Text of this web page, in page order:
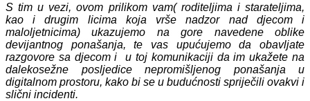
S tim u vezi, ovom prilikom vam( roditeljima i starateljima,
kao i drugim licima koja vrše nadzor nad djecom i
maloljetnicima) ukazujemo na gore navedene oblike
devijantnog ponašanja, te vas upućujemo da obavljate
razgovore sa djecom i u toj komunikaciji da im ukažete na
dalekosežne posljedice nepromišljenog ponašanja u
digitalnom prostoru, kako bi se u budućnosti spriječili ovakvi i
slični incidenti.